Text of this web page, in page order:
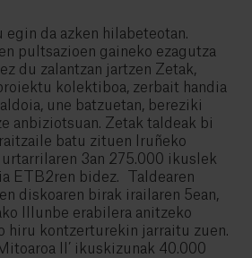
egin da azken hilabeteotan.
pultsazioen gaineko ezagutza
du zalantzan jartzen Zetak,
kolektiboa, zerbait handia
une batzuetan, bereziki
anbiziotsuan. Zetak taldeak bi
batu zituen Iruñeko
urtarrilaren 3an 275.000 ikuslek
ETB2ren bidez. Taldearen
diskoaren birak irailaren 5ean,
Illunbe erabilera anitzeko
hiru kontzerturekin jarraitu zuen.
II’ ikuskizunak 40.000